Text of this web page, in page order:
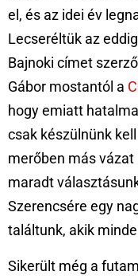
el, és az idei év
Lecseréltük az
Bajnoki címet
Gábor mostantól a
hogy emiatt
csak készülnünk
merőben más
maradt
Szerencsére egy
találtunk, akik
Sikerült még a